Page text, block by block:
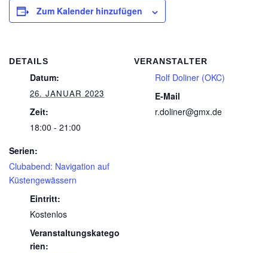
Zum Kalender hinzufügen
DETAILS
Datum:
26. JANUAR 2023
Zeit:
18:00 - 21:00
Serien:
Clubabend: Navigation auf
Küstengewässern
Eintritt:
Kostenlos
Veranstaltungskatego
rien:
VERANSTALTER
Rolf Doliner (OKC)
E-Mail
r.doliner@gmx.de